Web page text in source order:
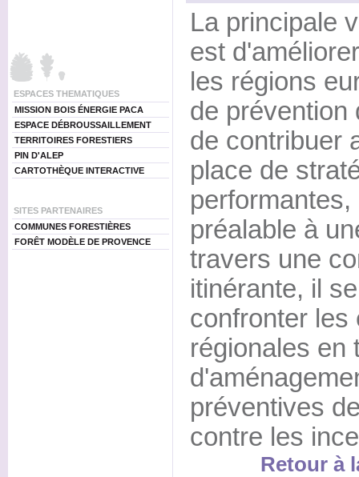
ESPACES THEMATIQUES
MISSION BOIS ÉNERGIE PACA
ESPACE DÉBROUSSAILLEMENT
TERRITOIRES FORESTIERS
PIN D'ALEP
CARTOTHÈQUE INTERACTIVE
SITES PARTENAIRES
COMMUNES FORESTIÈRES
FORÊT MODÈLE DE PROVENCE
La principale
est
les régions
de prévention
de contribuer
place de
préalable à
travers une
itinérante, il
confronter les
régionales en
préventives
contre les
Retour à